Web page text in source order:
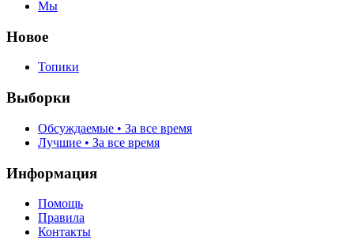
Мы
Новое
Топики
Выборки
Обсуждаемые • За все время
Лучшие • За все время
Информация
Помощь
Правила
Контакты